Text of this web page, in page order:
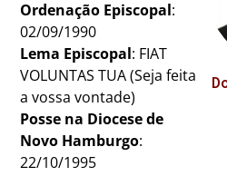
Ordenação Episcopal:
02/09/1990
Lema Episcopal: FIAT
VOLUNTAS TUA (Seja feita
a vossa vontade)
Posse na Diocese de
Novo Hamburgo:
22/10/1995